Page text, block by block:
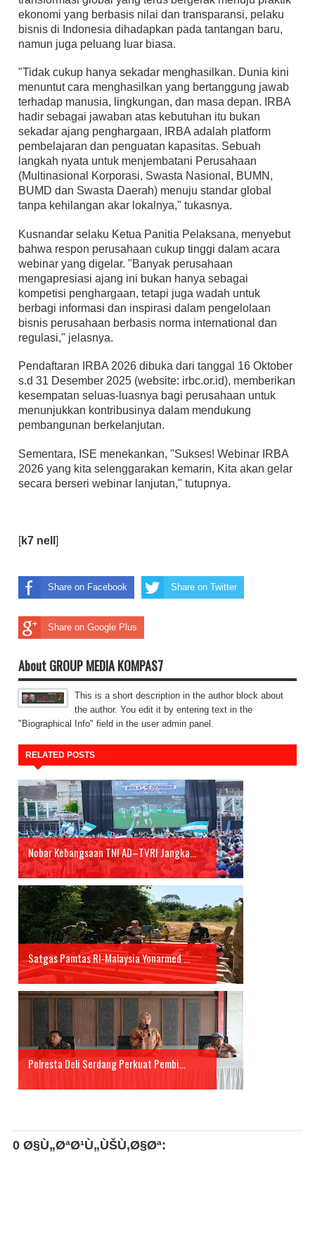
ekonomi yang berbasis nilai dan transparansi, pelaku
bisnis di Indonesia dihadapkan pada tantangan baru,
namun juga peluang luar biasa.
"Tidak cukup hanya sekadar menghasilkan. Dunia kini
menuntut cara menghasilkan yang bertanggung jawab
terhadap manusia, lingkungan, dan masa depan. IRBA
hadir sebagai jawaban atas kebutuhan itu bukan
sekadar ajang penghargaan, IRBA adalah platform
pembelajaran dan penguatan kapasitas. Sebuah
langkah nyata untuk menjembatani Perusahaan
(Multinasional Korporasi, Swasta Nasional, BUMN,
BUMD dan Swasta Daerah) menuju standar global
tanpa kehilangan akar lokalnya," tukasnya.
Kusnandar selaku Ketua Panitia Pelaksana, menyebut
bahwa respon perusahaan cukup tinggi dalam acara
webinar yang digelar. "Banyak perusahaan
mengapresiasi ajang ini bukan hanya sebagai
kompetisi penghargaan, tetapi juga wadah untuk
berbagi informasi dan inspirasi dalam pengelolaan
bisnis perusahaan berbasis norma international dan
regulasi," jelasnya.
Pendaftaran IRBA 2026 dibuka dari tanggal 16 Oktober
s.d 31 Desember 2025 (website: irbc.or.id), memberikan
kesempatan seluas-luasnya bagi perusahaan untuk
menunjukkan kontribusinya dalam mendukung
pembangunan berkelanjutan.
Sementara, ISE menekankan, "Sukses! Webinar IRBA
2026 yang kita selenggarakan kemarin, Kita akan gelar
secara berseri webinar lanjutan," tutupnya.
[k7 nell ]
Share on Facebook Share on Twitter
Share on Google Plus
About GROUP MEDIA KOMPAS7
This is a short description in the author block about
the author. You edit it by entering text in the
"Biographical Info" field in the user admin panel.
RELATED POSTS
Nobar Kebangsaan TNI AD–TVRI Jangka...
Satgas Pamtas RI-Malaysia Yonarmed ...
Polresta Deli Serdang Perkuat Pembi...
0 Ø§Ù„ØªØ¹Ù„ÙŠÙ‚Ø§Øª: